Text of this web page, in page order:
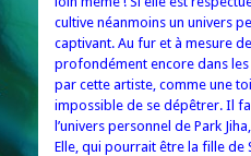
cultive néanmoins un univers
captivant. Au fur et à mesure
profondément encore dans
par cette artiste, comme une
impossible de se dépêtrer. Il
l’univers personnel de Park
Elle, qui pourrait être la fille de